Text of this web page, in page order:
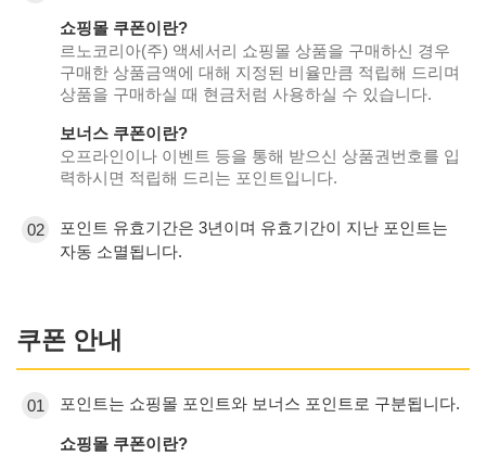
쇼핑몰 쿠폰이란?
르노코리아(주) 액세서리 쇼핑몰 상품을 구매하신 경우
구매한 상품금액에 대해 지정된 비율만큼 적립해 드리며
상품을 구매하실 때 현금처럼 사용하실 수 있습니다.
보너스 쿠폰이란?
오프라인이나 이벤트 등을 통해 받으신 상품권번호를 입
력하시면 적립해 드리는 포인트입니다.
02
포인트 유효기간은 3년이며 유효기간이 지난 포인트는
자동 소멸됩니다.
쿠폰 안내
01 포인트는 쇼핑몰 포인트와 보너스 포인트로 구분됩니다.
쇼핑몰 쿠폰이란?